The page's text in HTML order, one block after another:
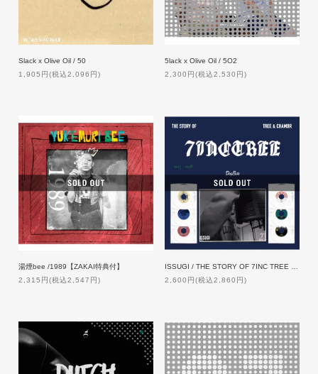
Slack x Olive Oil / 50
1,905円(税込2,096円)
5lack x Olive Oil / 5O2
2,300円(税込2,530円)
湯煙bee /1989【ZAKAI特典付】
2,315円(税込2,547円)
2,600円(税込2,860円)